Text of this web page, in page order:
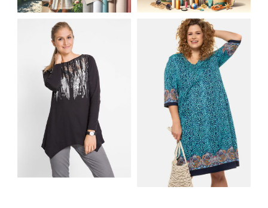
PLAŻOWA: STROJE
KĄPIELOWE I
AKCESORIA, KTÓRE
MUSISZ MIEĆ
PRZETRWAĆ UPALNE
DNI: NAJLEPSZE
MATERIAŁY I KROJE
NA LATO